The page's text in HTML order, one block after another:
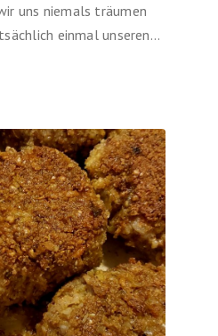
uns niemals träumen
einmal unseren…